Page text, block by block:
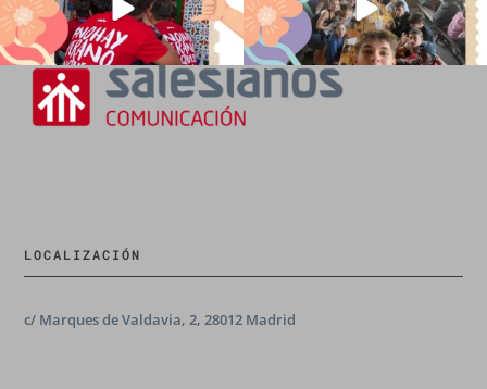
LOCALIZACIÓN
c/ Marques de Valdavia, 2, 28012 Madrid